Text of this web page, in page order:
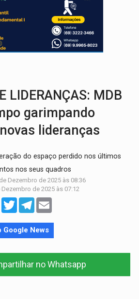
Mulher é encontrada morta dentro de residência
DO MOTOCROSS': Pai morre em acidente na BR-364 duas semanas após
VOTO: Cinco maiores colégios eleitorais concentram 53,7% dos
LIDERANÇAS: MDB
garimpando
lideranças
do espaço perdido nos últimos
nos seus quadros
Dezembro de 2025 às 08:36
de 2025 às 07:12
Messenger
TwitterTelegram
Google News
no Whatsapp